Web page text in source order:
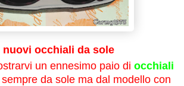
nuovi occhiali da sole
un ennesimo paio di occhiali
sempre da sole ma dal modello con